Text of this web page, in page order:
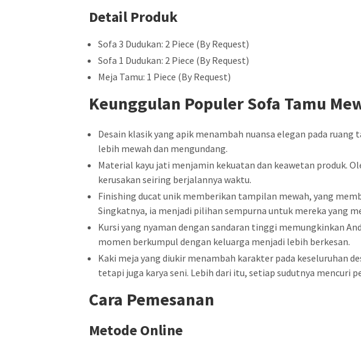
Detail Produk
Sofa 3 Dudukan: 2 Piece (By Request)
Sofa 1 Dudukan: 2 Piece (By Request)
Meja Tamu: 1 Piece (By Request)
Keunggulan Populer Sofa Tamu
Desain klasik yang apik menambah nuansa elegan pada ruang
lebih mewah dan mengundang.
Material kayu jati menjamin kekuatan dan keawetan produk.
kerusakan seiring berjalannya waktu.
Finishing ducat unik memberikan tampilan mewah, yang
Singkatnya, ia menjadi pilihan sempurna untuk mereka yang
Kursi yang nyaman dengan sandaran tinggi memungkinkan
momen berkumpul dengan keluarga menjadi lebih berkesan.
Kaki meja yang diukir menambah karakter pada keseluruhan
tetapi juga karya seni. Lebih dari itu, setiap sudutnya mencuri
Cara Pemesanan
Metode Online